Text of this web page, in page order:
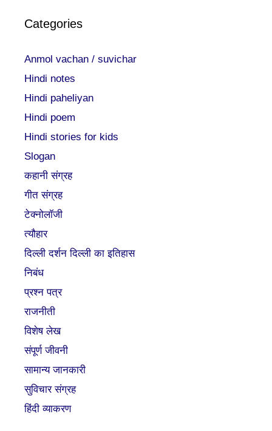
Categories
Anmol vachan / suvichar
Hindi notes
Hindi paheliyan
Hindi poem
Hindi stories for kids
Slogan
कहानी संग्रह
गीत संग्रह
टेक्नोलॉजी
त्यौहार
दिल्ली दर्शन दिल्ली का इतिहास
निबंध
प्रश्न पत्र
राजनीती
विशेष लेख
संपूर्ण जीवनी
सामान्य जानकारी
सुविचार संग्रह
हिंदी व्याकरण